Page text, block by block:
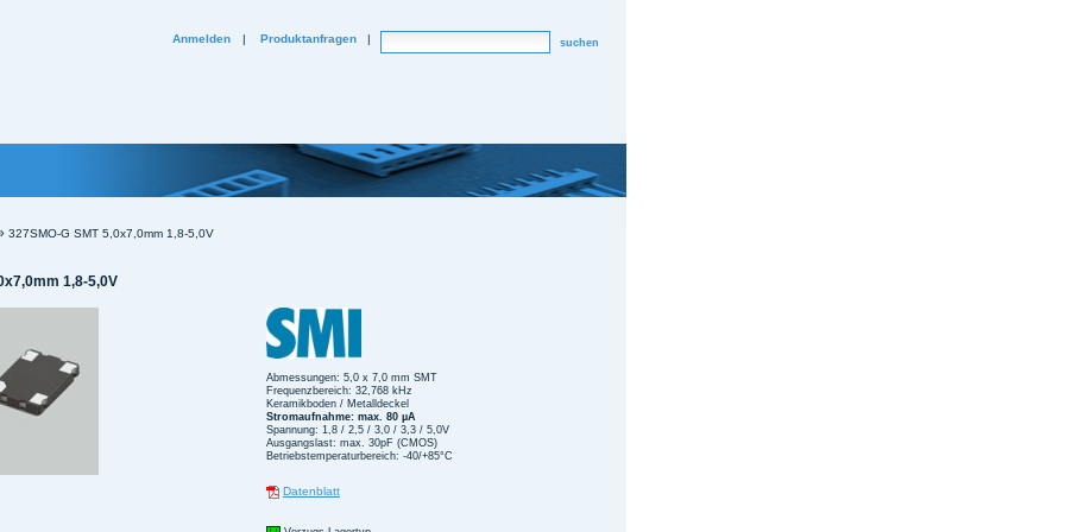
suchen
Anmelden | Produktanfragen |
327SMO-G SMT 5,0x7,0mm 1,8-5,0V
1,8-5,0V
Abmessungen: 5,0 x 7,0 mm SMT
Frequenzbereich: 32,768 kHz
Keramikboden / Metalldeckel
Stromaufnahme: max. 80 µA
Spannung: 1,8 / 2,5 / 3,0 / 3,3 / 5,0V
Ausgangslast: max. 30pF (CMOS)
Betriebstemperaturbereich: -40/+85°C
Datenblatt